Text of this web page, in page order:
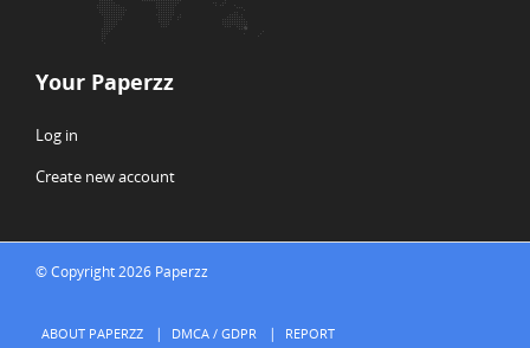
Your Paperzz
Log in
Create new account
© Copyright 2026 Paperzz
ABOUT PAPERZZ DMCA / GDPR REPORT